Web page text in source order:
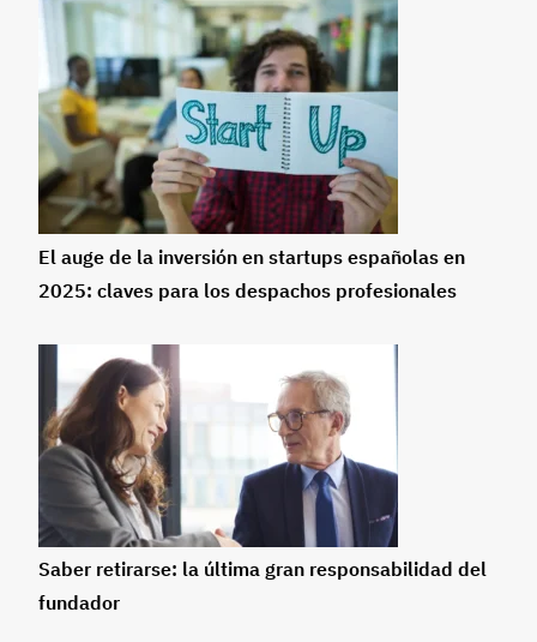
El auge de la inversión en startups españolas en
2025: claves para los despachos profesionales
Saber retirarse: la última gran responsabilidad del
fundador